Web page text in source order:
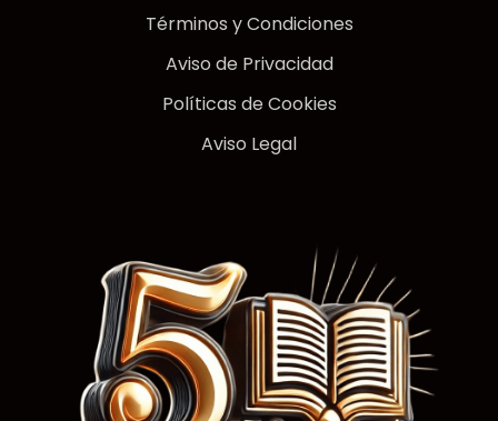
Términos y Condiciones
Aviso de Privacidad
Políticas de Cookies
Aviso Legal